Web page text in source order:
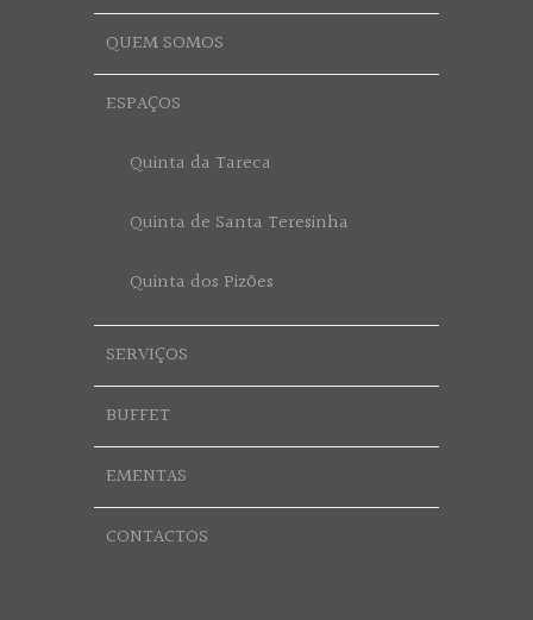
QUEM SOMOS
ESPAÇOS
Quinta da Tareca
Quinta de Santa Teresinha
Quinta dos Pizões
SERVIÇOS
BUFFET
EMENTAS
CONTACTOS